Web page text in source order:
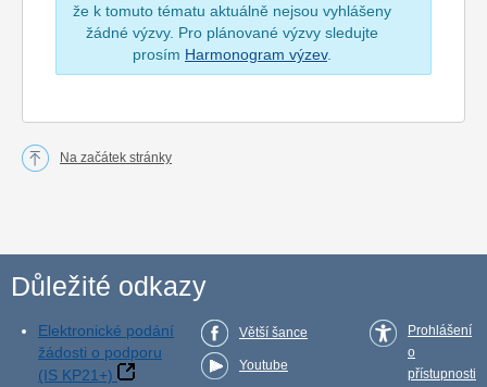
že k tomuto tématu aktuálně nejsou vyhlášeny
žádné výzvy. Pro plánované výzvy sledujte
prosím Harmonogram výzev.
Na začátek stránky
Důležité odkazy
Elektronické podání
žádosti o podporu
(IS KP21+)
Větší šance
Youtube
Prohlášení
o
přístupnosti